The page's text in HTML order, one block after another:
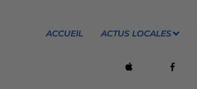
ACCUEIL ACTUS LOCALES